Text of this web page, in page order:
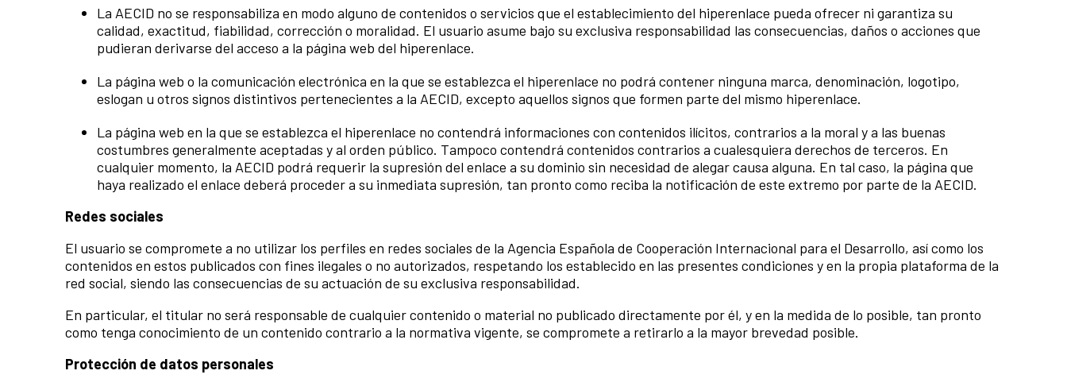
La AECID no se responsabiliza en modo alguno de contenidos o servicios que el establecimiento del hiperenlace pueda ofrecer ni garantiza su
calidad, exactitud, fiabilidad, corrección o moralidad. El usuario asume bajo su exclusiva responsabilidad las consecuencias, daños o acciones que
pudieran derivarse del acceso a la página web del hiperenlace.
La página web o la comunicación electrónica en la que se establezca el hiperenlace no podrá contener ninguna marca, denominación, logotipo,
eslogan u otros signos distintivos pertenecientes a la AECID, excepto aquellos signos que formen parte del mismo hiperenlace.
La página web en la que se establezca el hiperenlace no contendrá informaciones con contenidos ilícitos, contrarios a la moral y a las buenas
costumbres generalmente aceptadas y al orden público. Tampoco contendrá contenidos contrarios a cualesquiera derechos de terceros. En
cualquier momento, la AECID podrá requerir la supresión del enlace a su dominio sin necesidad de alegar causa alguna. En tal caso, la página que
haya realizado el enlace deberá proceder a su inmediata supresión, tan pronto como reciba la notificación de este extremo por parte de la AECID.
Redes sociales
El usuario se compromete a no utilizar los perfiles en redes sociales de la Agencia Española de Cooperación Internacional para el Desarrollo, así como los
contenidos en estos publicados con fines ilegales o no autorizados, respetando los establecido en las presentes condiciones y en la propia plataforma de la
red social, siendo las consecuencias de su actuación de su exclusiva responsabilidad.
En particular, el titular no será responsable de cualquier contenido o material no publicado directamente por él, y en la medida de lo posible, tan pronto
como tenga conocimiento de un contenido contrario a la normativa vigente, se compromete a retirarlo a la mayor brevedad posible.
Protección de datos personales